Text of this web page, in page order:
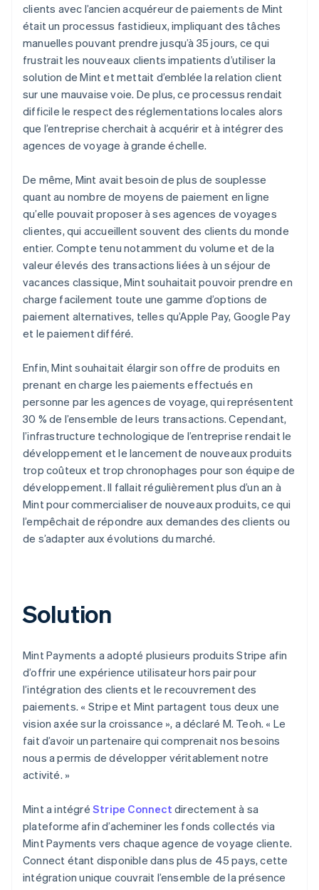
clients avec l’ancien acquéreur de paiements de Mint
était un processus fastidieux, impliquant des tâches
manuelles pouvant prendre jusqu’à 35 jours, ce qui
frustrait les nouveaux clients impatients d’utiliser la
solution de Mint et mettait d’emblée la relation client
sur une mauvaise voie. De plus, ce processus rendait
difficile le respect des réglementations locales alors
que l’entreprise cherchait à acquérir et à intégrer des
agences de voyage à grande échelle.
De même, Mint avait besoin de plus de souplesse
quant au nombre de moyens de paiement en ligne
qu’elle pouvait proposer à ses agences de voyages
clientes, qui accueillent souvent des clients du monde
entier. Compte tenu notamment du volume et de la
valeur élevés des transactions liées à un séjour de
vacances classique, Mint souhaitait pouvoir prendre en
charge facilement toute une gamme d’options de
paiement alternatives, telles qu’Apple Pay, Google Pay
et le paiement différé.
Enfin, Mint souhaitait élargir son offre de produits en
prenant en charge les paiements effectués en
personne par les agences de voyage, qui représentent
30 % de l’ensemble de leurs transactions. Cependant,
l’infrastructure technologique de l’entreprise rendait le
développement et le lancement de nouveaux produits
trop coûteux et trop chronophages pour son équipe de
développement. Il fallait régulièrement plus d’un an à
Mint pour commercialiser de nouveaux produits, ce qui
l’empêchait de répondre aux demandes des clients ou
de s’adapter aux évolutions du marché.
Solution
Mint Payments a adopté plusieurs produits Stripe afin
d’offrir une expérience utilisateur hors pair pour
l’intégration des clients et le recouvrement des
paiements. « Stripe et Mint partagent tous deux une
vision axée sur la croissance », a déclaré M. Teoh. « Le
fait d’avoir un partenaire qui comprenait nos besoins
nous a permis de développer véritablement notre
activité. »
Mint a intégré Stripe Connect directement à sa
plateforme afin d’acheminer les fonds collectés via
Mint Payments vers chaque agence de voyage cliente.
Connect étant disponible dans plus de 45 pays, cette
intégration unique couvrait l’ensemble de la présence